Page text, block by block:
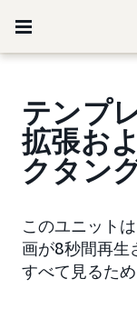
テンプ
拡張お
クタン
このユニット
画が8秒間再生
すべて見るた